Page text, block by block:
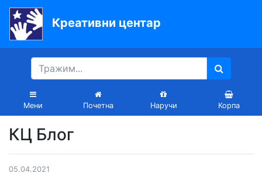
Креативни центар
Мени Почетна Наручи Корпа
Почетна
Књиге
Уџбеници
вртиће
Лектира
КЦ Блог
05.04.2021